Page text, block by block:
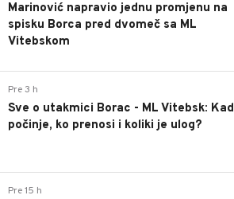
Marinović napravio jednu promjenu na
spisku Borca pred dvomeč sa ML
Vitebskom
Pre 3 h
Sve o utakmici Borac - ML Vitebsk: Kad
počinje, ko prenosi i koliki je ulog?
Pre 15 h